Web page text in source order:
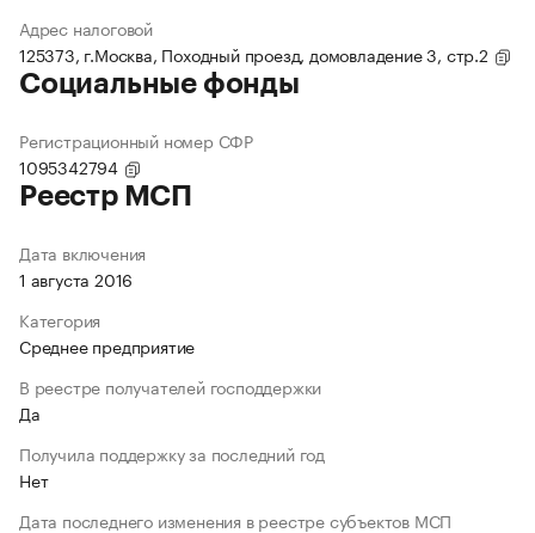
Адрес налоговой
125373, г.Москва, Походный проезд, домовладение 3, стр.2
Социальные фонды
Регистрационный номер СФР
1095342794
Реестр МСП
Дата включения
1 августа 2016
Категория
Среднее предприятие
В реестре получателей господдержки
Да
Получила поддержку за последний год
Нет
Дата последнего изменения в реестре субъектов МСП